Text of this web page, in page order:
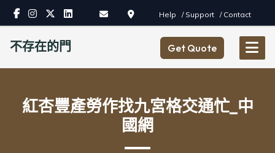
Skip
content
Help / Support / Contact
不存在的門 Get Quote
紅杏豐產勞作找九宮格交通忙_中
國網